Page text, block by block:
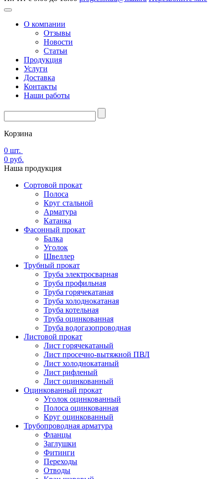
О компании
Отзывы
Новости
Статьи
Продукция
Услуги
Доставка
Контакты
Наши работы
Корзина
0 шт.
0 руб.
Наша продукция
Сортовой прокат
Полоса
Круг стальной
Арматура
Катанка
Фасонный прокат
Балка
Уголок
Швеллер
Трубный прокат
Труба электросварная
Труба профильная
Труба горячекатаная
Труба холоднокатаная
Труба котельная
Труба оцинкованная
Труба водогазопроводная
Листовой прокат
Лист горячекатаный
Лист просечно-вытяжной ПВЛ
Лист холоднокатаный
Лист рифленый
Лист оцинкованный
Оцинкованный прокат
Уголок оцинкованный
Полоса оцинкованная
Круг оцинкованный
Трубопроводная арматура
Фланцы
Заглушки
Фитинги
Переходы
Отводы